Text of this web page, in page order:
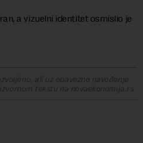
a vizuelni identitet osmislio je
ali uz obavezno navođenje
tekstu na novaekonomija.rs